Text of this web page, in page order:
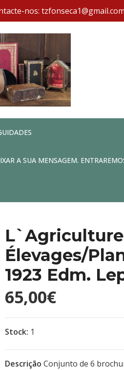
nos: tzfonseca1@gmail.com
A SUA MENSAGEM.
L`Agriculture
Élevages/
1923 Edm.
65,00€
Stock: 1
Descrição Conjunto de 6